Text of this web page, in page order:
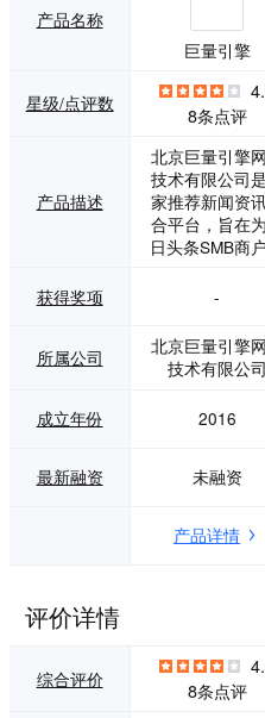
产品名称
巨量引擎
星级/点评数
8条点评
产品描述
北京巨量引擎
技术有限公司
家推荐新闻资
合平台，旨在
日头条SMB商
的相关在线服
以及行业案例
享。巨量引擎依
用户产品生态所
数据，巨量引擎
创造力，并将创
的有力引擎，驱
生意的有效增长
获得奖项 -
所属公司
北京巨量引擎
技术有限公司
成立年份 2016
最新融资 未融资
产品详情
评价详情
综合评价
8条点评